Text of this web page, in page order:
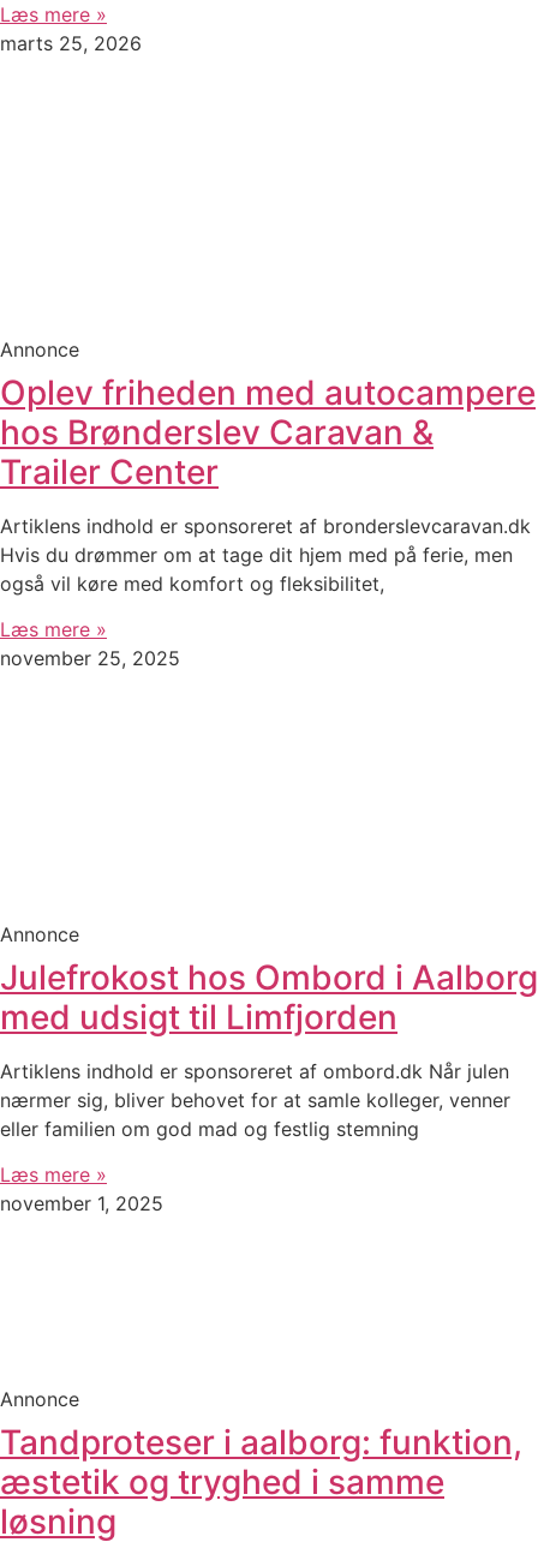
Læs mere »
marts 25, 2026
Annonce
Oplev friheden med autocampere
hos Brønderslev Caravan &
Trailer Center
Artiklens indhold er sponsoreret af bronderslevcaravan.dk
Hvis du drømmer om at tage dit hjem med på ferie, men
også vil køre med komfort og fleksibilitet,
Læs mere »
november 25, 2025
Annonce
Julefrokost hos Ombord i Aalborg
med udsigt til Limfjorden
Artiklens indhold er sponsoreret af ombord.dk Når julen
nærmer sig, bliver behovet for at samle kolleger, venner
eller familien om god mad og festlig stemning
Læs mere »
november 1, 2025
Annonce
Tandproteser i aalborg: funktion,
æstetik og tryghed i samme
løsning